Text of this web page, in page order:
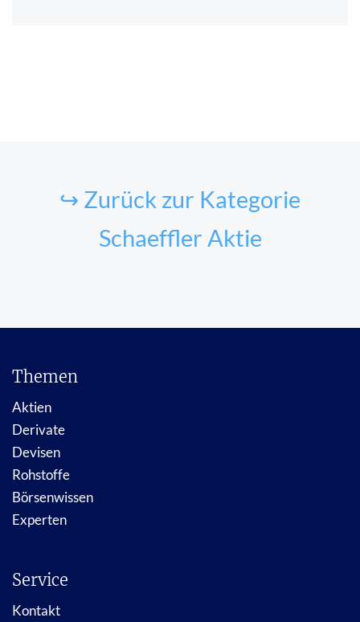
↪ Zurück zur Kategorie
Schaeffler Aktie
Themen
Aktien
Derivate
Devisen
Rohstoffe
Börsenwissen
Experten
Service
Kontakt